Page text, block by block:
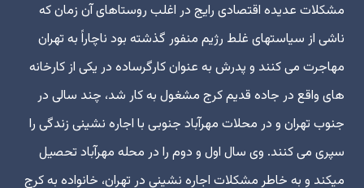
مشکلات عدیده اقتصادی رایج در اغلب روستاهای آن زمان که
ناشی از سیاستهای غلط رژیم منفور گذشته بود ناچاراً به تهران
مهاجرت می کنند و پدرش به عنوان کارگرساده در یکی از کارخانه
های واقع در جاده قدیم کرج مشغول به کار شد، چند سالی در
جنوب تهران و در محلات مهرآباد جنوبی با اجاره نشینی زندگی را
سپری می کنند. وی سال اول و دوم را در محله مهرآباد تحصیل
میکند و به خاطر مشکلات اجاره نشینی در تهران، خانواده به کرج